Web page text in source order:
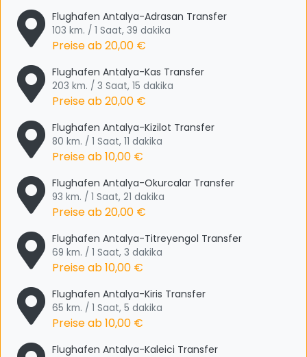
Flughafen Antalya-Adrasan Transfer
103 km. / 1 Saat, 39 dakika
Preise ab20,00 €
Flughafen Antalya-Kas Transfer
203 km. / 3 Saat, 15 dakika
Preise ab20,00 €
Flughafen Antalya-Kizilot Transfer
80 km. / 1 Saat, 11 dakika
Preise ab10,00 €
Flughafen Antalya-Okurcalar Transfer
93 km. / 1 Saat, 21 dakika
Preise ab20,00 €
Flughafen Antalya-Titreyengol Transfer
69 km. / 1 Saat, 3 dakika
Preise ab10,00 €
Flughafen Antalya-Kiris Transfer
65 km. / 1 Saat, 5 dakika
Preise ab10,00 €
Flughafen Antalya-Kaleici Transfer